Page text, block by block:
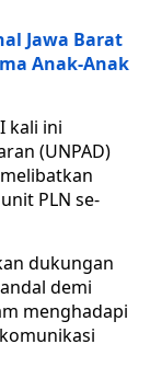
Jawa Barat
Anak-Anak
kali ini
(UNPAD)
PLN se-
dukungan
demi
menghadapi